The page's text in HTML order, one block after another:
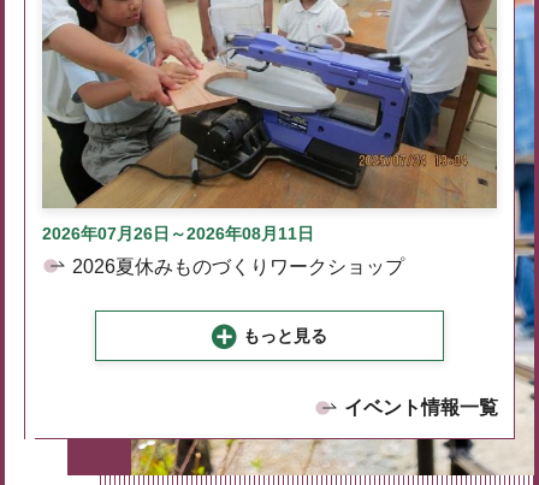
2026年07月26日～2026年08月11日
2026夏休みものづくりワークショップ
もっと見る
イベント情報一覧